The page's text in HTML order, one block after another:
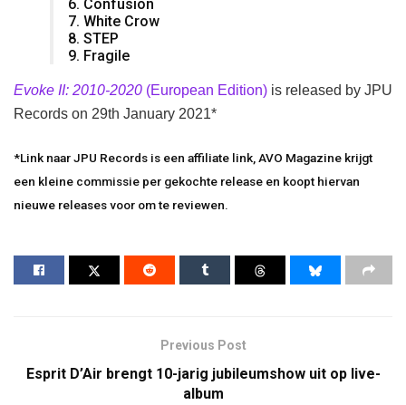
6. Confusion
7. White Crow
8. STEP
9. Fragile
Evoke II: 2010-2020 (European Edition) is released by JPU
Records on 29th January 2021*
*Link naar JPU Records is een affiliate link, AVO Magazine krijgt
een kleine commissie per gekochte release en koopt hiervan
nieuwe releases voor om te reviewen.
Previous Post
Esprit D’Air brengt 10-jarig jubileumshow uit op live-
album